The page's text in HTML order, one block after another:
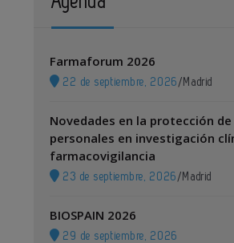
Farmaforum 2026
22 de septiembre, 2026 / Madrid
Novedades en la protección
personales en investigación
farmacovigilancia
23 de septiembre, 2026 / Madrid
BIOSPAIN 2026
29 de septiembre, 2026